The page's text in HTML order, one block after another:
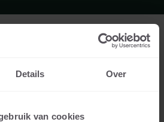
Details Over
van cookies
100X50
BORDSTEINE